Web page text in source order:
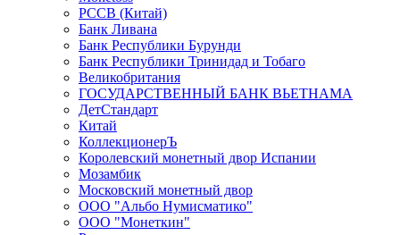
PCCB (Китай)
Банк Ливана
Банк Республики Бурунди
Банк Республики Тринидад и Тобаго
Великобритания
ГОСУДАРСТВЕННЫЙ БАНК ВЬЕТНАМА
ДетСтандарт
Китай
КоллекционерЪ
Королевский монетный двор Испании
Мозамбик
Московский монетный двор
ООО "Альбо Нумисматико"
ООО "Монеткин"